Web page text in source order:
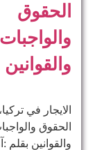
الحقوق
والواجبات
والقوانين
الايجار في
الحقوق
والقوانين بقلم